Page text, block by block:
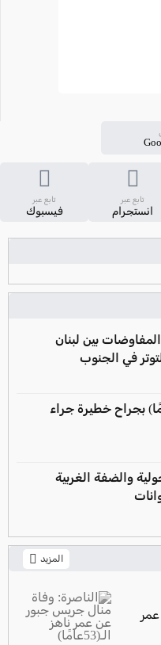
تابع عبر
انستجرام
تابع عبر
فيسبوك
بين لبنان
في الجنوب
إصابة فتى (17 عامًا) بجراح خطيرة جراء
والضفة الغربية
المزيد